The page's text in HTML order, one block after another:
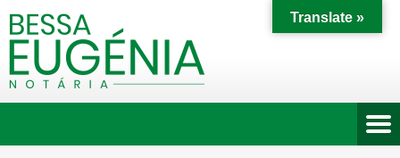
Translate »